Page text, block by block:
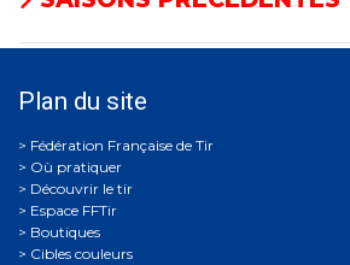
Plan du site
Où pratiquer
Découvrir le tir
Espace FFTir
Boutiques
Cibles couleurs